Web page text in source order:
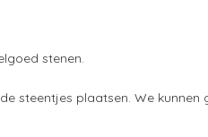
stenen.
steentjes plaatsen. We kunnen